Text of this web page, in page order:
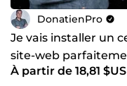
DonatienPro
Je vais installer un
site-web
À partir de 18,81 $US